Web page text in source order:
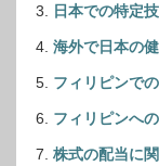
日本での特定
海外で日本の
フィリピンで
フィリピンへ
株式の配当に